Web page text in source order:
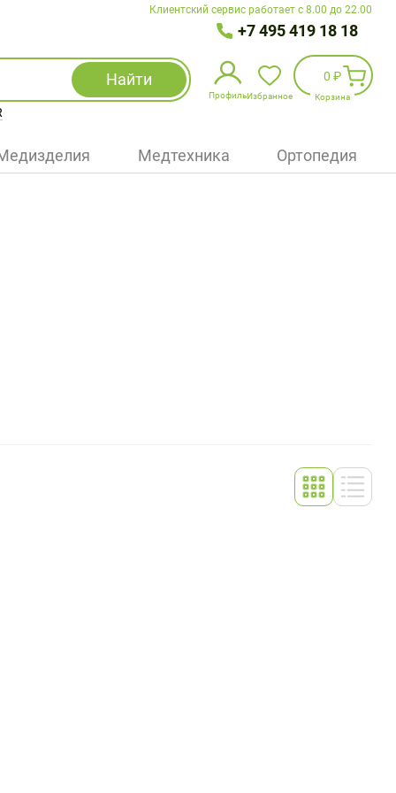
Клиентский сервис работает с 8.00 до 22.00
+7 495 419 18 18
Найти
Профиль
Избранное
Войти
Избранное
0 ₽
Корзина
Медтехника Ортопедия